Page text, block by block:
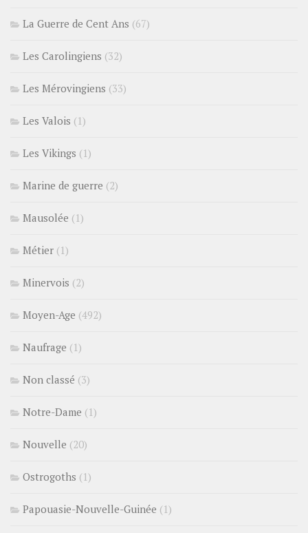
La Guerre de Cent Ans (67)
Les Carolingiens (32)
Les Mérovingiens (33)
Les Valois (1)
Les Vikings (1)
Marine de guerre (2)
Mausolée (1)
Métier (1)
Minervois (2)
Moyen-Age (492)
Naufrage (1)
Non classé (3)
Notre-Dame (1)
Nouvelle (20)
Ostrogoths (1)
Papouasie-Nouvelle-Guinée (1)